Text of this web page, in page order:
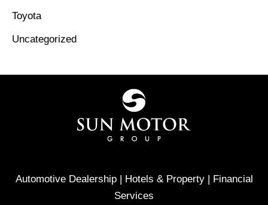
Toyota
Uncategorized
Automotive Dealership | Hotels & Property | Financial
Services